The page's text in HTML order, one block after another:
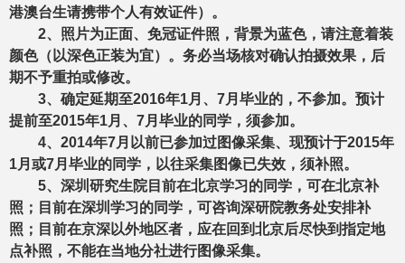
港澳台生请携带个人有效证件）。
2、照片为正面、免冠证件照，背景为蓝色，请注意着装
颜色（以深色正装为宜）。 务必当场核对确认拍摄效果，后
期不予重拍或修改。
3、确定延期至2016年1月、 7月毕业的，不参加。预计
提前至2015年1月、 7月毕业的同学，须参加。
4、 2014年7月以前已参加过图像采集、现预计于2015年
1月或7月毕业的同学，以往采集图像已失效，须补照。
5、深圳研究生院目前在北京学习的同学，可在北京补
照；目前在深圳学习的同学，可咨询深研院教务处安排补
照；目前在京深以外地区者，应在回到北京后尽快到指定地
点补照， 不能在当地分社进行图像采集。